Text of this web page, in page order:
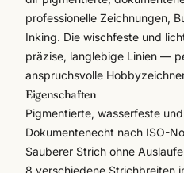
professionelle Zeichnungen,
Inking. Die wischfeste und
präzise, langlebige Linien —
anspruchsvolle
Eigenschaften
Pigmentierte, wasserfeste
Dokumentenecht nach ISO-
Sauberer Strich ohne